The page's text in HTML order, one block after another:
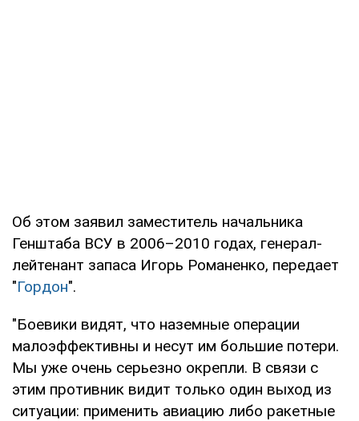
Об этом заявил заместитель начальника
Генштаба ВСУ в 2006–2010 годах, генерал-
лейтенант запаса Игорь Романенко, передает
"Гордон".
"Боевики видят, что наземные операции
малоэффективны и несут им большие потери.
Мы уже очень серьезно окрепли. В связи с
этим противник видит только один выход из
ситуации: применить авиацию либо ракетные